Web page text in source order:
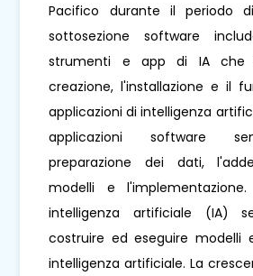
Pacifico durante il periodo
sottosezione software
strumenti e app di IA che
creazione, l'installazione e il
applicazioni di intelligenza
applicazioni software
preparazione dei dati,
modelli e
intelligenza artificiale (IA)
costruire ed eseguire modelli
intelligenza artificiale. La